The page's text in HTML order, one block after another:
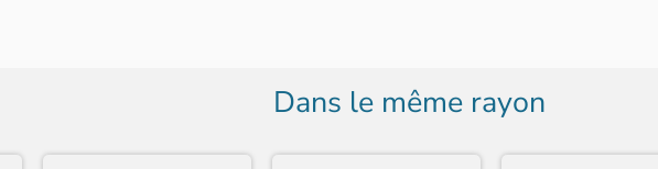
Dans le même rayon